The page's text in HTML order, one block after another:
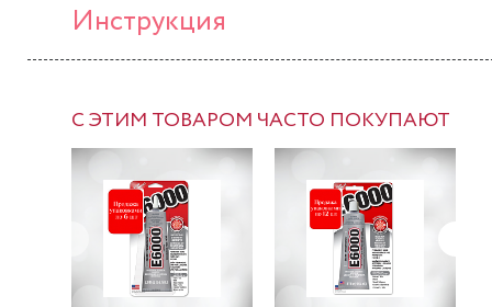
Инструкция
С ЭТИМ ТОВАРОМ ЧАСТО ПОКУПАЮТ